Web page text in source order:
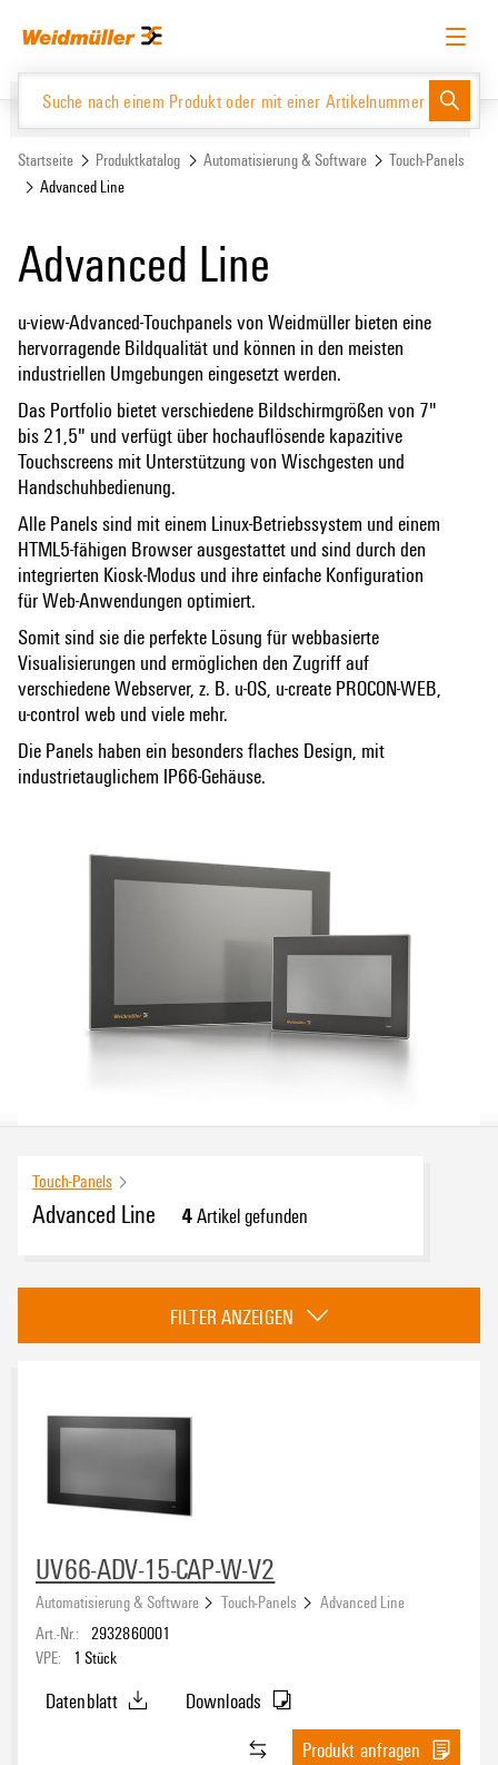
Inhalt
Navigationsmenü
Deutsch Login anfordern Anmelden
Website Support Center easyConnect
Startseite Produktkatalog Automatisierung & Software
Touch-Panels
Advanced Line
Advanced Line
u-view-Advanced-Touchpanels von Weidmüller bieten eine
hervorragende Bildqualität und können in den meisten
industriellen Umgebungen eingesetzt werden.
Das Portfolio bietet verschiedene Bildschirmgrößen von 7"
bis 21,5" und verfügt über hochauflösende kapazitive
Touchscreens mit Unterstützung von Wischgesten und
Handschuhbedienung.
Alle Panels sind mit einem Linux-Betriebssystem und einem
HTML5-fähigen Browser ausgestattet und sind durch den
integrierten Kiosk-Modus und ihre einfache Konfiguration
für Web-Anwendungen optimiert.
Somit sind sie die perfekte Lösung für webbasierte
Visualisierungen und ermöglichen den Zugriff auf
verschiedene Webserver, z. B. u-OS, u-create PROCON-WEB,
u-control web und viele mehr.
Die Panels haben ein besonders flaches Design, mit
industrietauglichem IP66-Gehäuse.
Touch-Panels
Advanced Line 4Artikel gefunden
Zulassungen
FILTER ANZEIGEN
UV66-ADV-15-CAP-W-V2
Automatisierung & Software Touch-Panels
Advanced Line
Art.-Nr.: 2932860001
VPE:
1 Stück
Datenblatt
Downloads
Produkt anfragen